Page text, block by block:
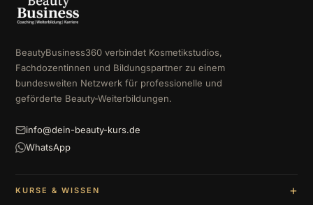
BeautyBusiness360 verbindet Kosmetikstudios,
Fachdozentinnen und Bildungspartner zu einem
bundesweiten Netzwerk für professionelle und
geförderte Beauty-Weiterbildungen.
info@dein-beauty-kurs.de
WhatsApp
KURSE & WISSEN